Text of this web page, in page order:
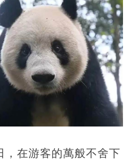
，在游客的萬般不舍下